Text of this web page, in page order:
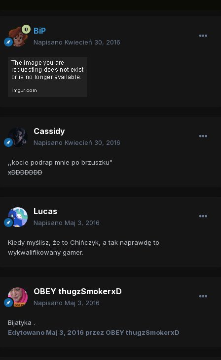
BiP
Napisano Kwiecień 30, 2016
Cassidy
Napisano Kwiecień 30, 2016
,,kocie podrap mnie po brzuszku"
xDDDDDDD
Lucas
Napisano Maj 3, 2016
Kiedy myślisz, że to Chińczyk, a tak naprawdę to
wykwalifikowany gamer.
OBEY thugzSmokerxD
Napisano Maj 3, 2016
Bijatyka .
Edytowano Maj 3, 2016 przez OBEY thugzSmokerxD